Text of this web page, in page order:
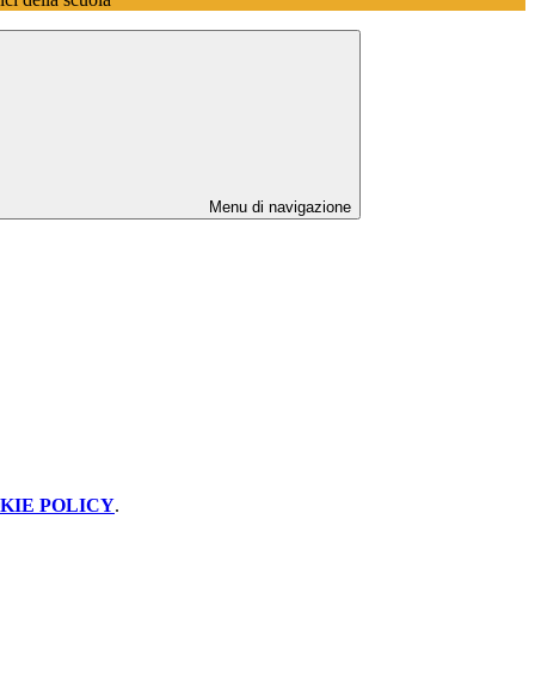
Menu di navigazione
POLICY.